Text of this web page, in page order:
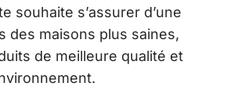
souhaite s’assurer d’une
des maisons plus saines,
de meilleure qualité et